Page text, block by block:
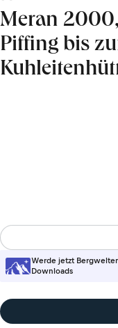
Meran
Piffing bis
Werde jetzt
Downloads